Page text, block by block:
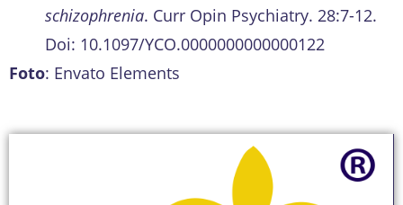
schizophrenia. Curr Opin Psychiatry. 28:7-12.
Doi: 10.1097/YCO.0000000000000122
Foto: Envato Elements